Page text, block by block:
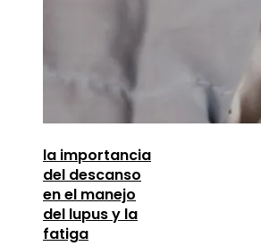
la importancia
del descanso
en el manejo
del lupus y la
fatiga